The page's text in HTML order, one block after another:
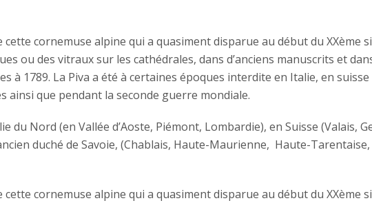
cornemuse alpine qui a quasiment disparue au début du XXème
ou des vitraux sur les cathédrales, dans d’anciens manuscrits et
à 1789. La Piva a été à certaines époques interdite en Italie, en
ainsi que pendant la seconde guerre mondiale.
du Nord (en Vallée d’Aoste, Piémont, Lombardie), en Suisse (Valais,
duché de Savoie, (Chablais, Haute-Maurienne, Haute-
cornemuse alpine qui a quasiment disparue au début du XXème